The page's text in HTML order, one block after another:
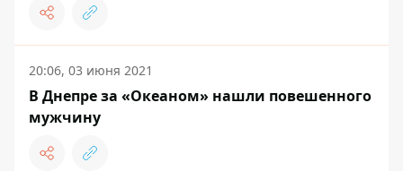
20:06, 03 июня 2021
В Днепре за «Океаном» нашли повешенного
мужчину